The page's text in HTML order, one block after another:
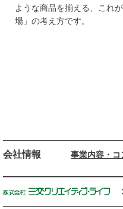
ような商品を揃える、これ
場」の考え方です。
会社情報 事業内容・コ